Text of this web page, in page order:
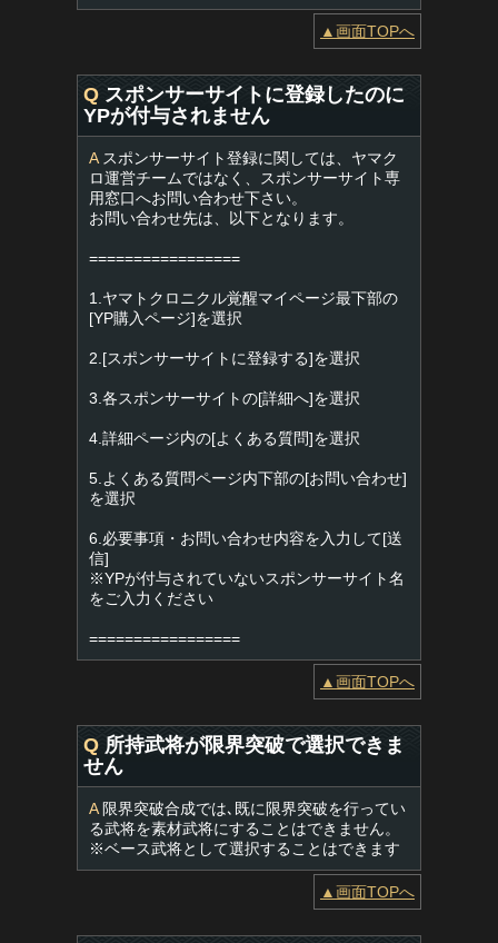
▲画面TOPへ
Q スポンサーサイトに登録したのに
YPが付与されません
Aスポンサーサイト登録に関しては、ヤマク
ロ運営チームではなく、スポンサーサイト専
用窓口へお問い合わせ下さい。
お問い合わせ先は、以下となります。
=================
1.ヤマトクロニクル覚醒マイページ最下部の
[YP購入ページ]を選択
2.[スポンサーサイトに登録する]を選択
3.各スポンサーサイトの[詳細へ]を選択
4.詳細ページ内の[よくある質問]を選択
5.よくある質問ページ内下部の[お問い合わせ]
を選択
6.必要事項・お問い合わせ内容を入力して[送
信]
※YPが付与されていないスポンサーサイト名
をご入力ください
=================
▲画面TOPへ
Q 所持武将が限界突破で選択できま
せん
A限界突破合成では､既に限界突破を行ってい
る武将を素材武将にすることはできません。
※ベース武将として選択することはできます
▲画面TOPへ